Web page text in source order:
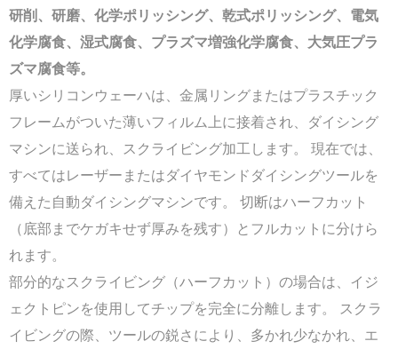
研削、研磨、化学ポリッシング、乾式ポリッシング、電気
化学腐食、湿式腐食、プラズマ増強化学腐食、大気圧プラ
ズマ腐食等。
厚いシリコンウェーハは、金属リングまたはプラスチック
フレームがついた薄いフィルム上に接着され、ダイシング
マシンに送られ、スクライビング加工します。 現在では、
すべてはレーザーまたはダイヤモンドダイシングツールを
備えた自動ダイシングマシンです。 切断はハーフカット
（底部までケガキせず厚みを残す）とフルカットに分けら
れます。
部分的なスクライビング（ハーフカット）の場合は、イジ
ェクトピンを使用してチップを完全に分離します。 スクラ
イビングの際、ツールの鋭さにより、多かれ少なかれ、エ